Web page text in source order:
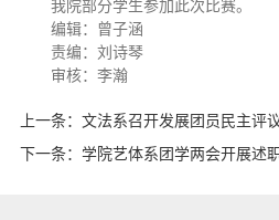
我院部分学生参加此次比赛。
编辑：曾子涵
责编：刘诗琴
审核：李瀚
上一条： 文法系召开发展团员民主评
下一条： 学院艺体系团学两会开展述